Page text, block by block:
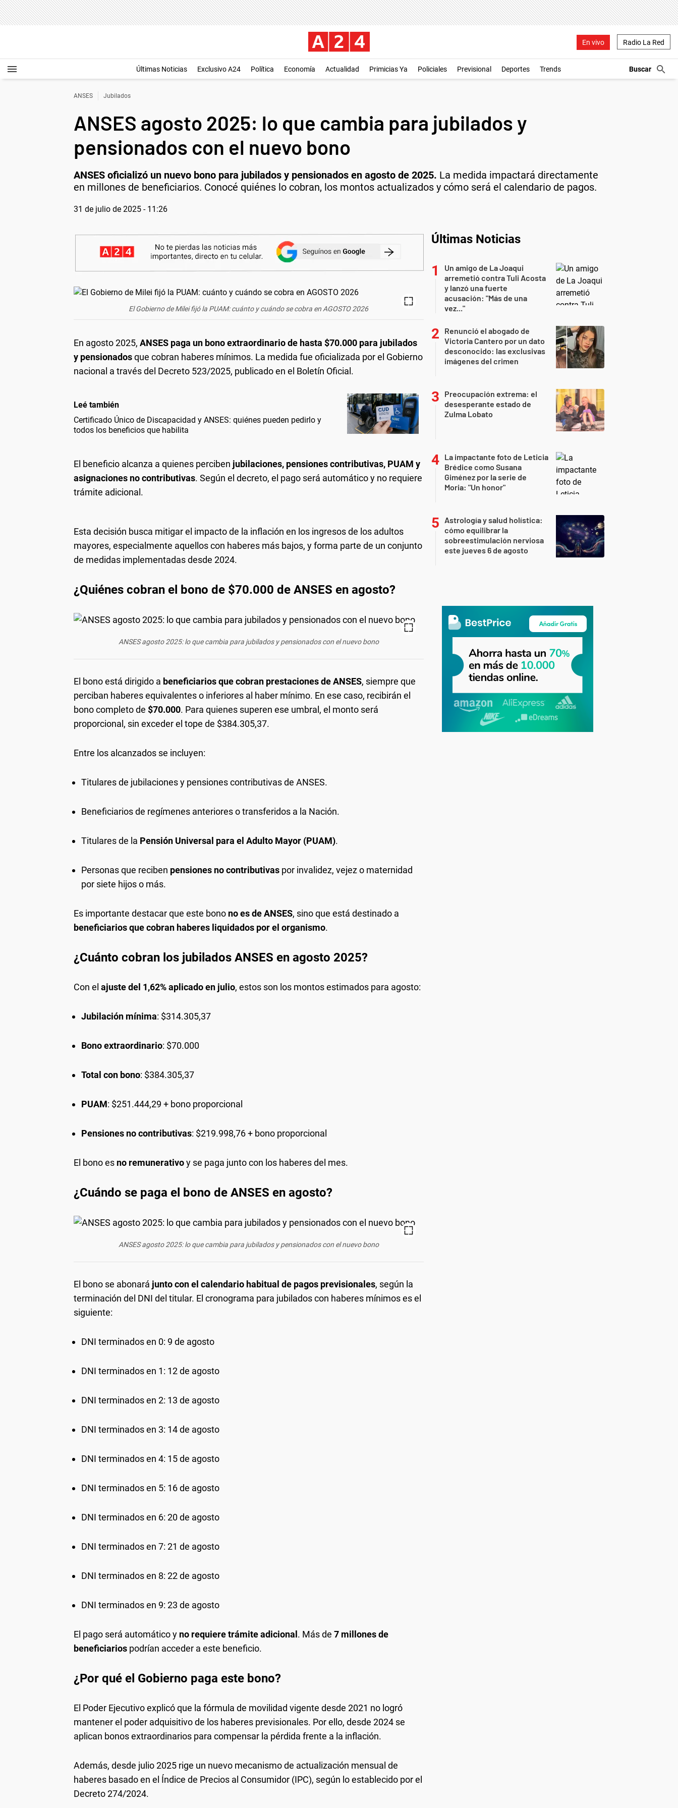
En vivo Radio La Red
Últimas Noticias Exclusivo A24 Política Economía Actualidad Primicias Ya Policiales Previsional Deportes Trends
ANSES Jubilados
ANSES agosto 2025: lo que cambia para jubilados y
pensionados con el nuevo bono
ANSES oficializó un nuevo bono para jubilados y pensionados en agosto de 2025. La medida impactará directamente
en millones de beneficiarios. Conocé quiénes lo cobran, los montos actualizados y cómo será el calendario de pagos.
31 de julio de 2025 - 11:26
El Gobierno de Milei fijó la PUAM: cuánto y cuándo se cobra en AGOSTO 2026
En agosto 2025, ANSES paga un bono extraordinario de hasta $70.000 para jubilados
y pensionadosque cobran haberes mínimos. La medida fue oficializada por el Gobierno
nacional a través del Decreto 523/2025, publicado en el Boletín Oficial.
Leé también
Certificado Único de Discapacidad y ANSES: quiénes pueden pedirlo y
todos los beneficios que habilita
El beneficio alcanza a quienes perciben jubilaciones, pensiones contributivas, PUAM y
asignaciones no contributivas. Según el decreto, el pago será automático y no requiere
trámite adicional.
Esta decisión busca mitigar el impacto de la inflación en los ingresos de los adultos
mayores, especialmente aquellos con haberes más bajos, y forma parte de un conjunto
de medidas implementadas desde 2024.
¿Quiénes cobran el bono de $70.000 de ANSES en agosto?
ANSES agosto 2025: lo que cambia para jubilados y pensionados con el nuevo bono
El bono está dirigido a beneficiarios que cobran prestaciones de ANSES, siempre que
perciban haberes equivalentes o inferiores al haber mínimo. En ese caso, recibirán el
bono completo de $70.000. Para quienes superen ese umbral, el monto será
proporcional, sin exceder el tope de $384.305,37.
Entre los alcanzados se incluyen:
Titulares de jubilaciones y pensiones contributivas de ANSES.
Beneficiarios de regímenes anteriores o transferidos a la Nación.
Titulares de la Pensión Universal para el Adulto Mayor (PUAM).
Personas que reciben pensiones no contributivas por invalidez, vejez o maternidad
por siete hijos o más.
Es importante destacar que este bono no es de ANSES, sino que está destinado a
beneficiarios que cobran haberes liquidados por el organismo.
¿Cuánto cobran los jubilados ANSES en agosto 2025?
Con el ajuste del 1,62% aplicado en julio, estos son los montos estimados para agosto:
Jubilación mínima: $314.305,37
Bono extraordinario: $70.000
Total con bono: $384.305,37
PUAM: $251.444,29 + bono proporcional
Pensiones no contributivas: $219.998,76 + bono proporcional
El bono es no remunerativoy se paga junto con los haberes del mes.
¿Cuándo se paga el bono de ANSES en agosto?
ANSES agosto 2025: lo que cambia para jubilados y pensionados con el nuevo bono
El bono se abonará junto con el calendario habitual de pagos previsionales, según la
terminación del DNI del titular. El cronograma para jubilados con haberes mínimos es el
siguiente:
DNI terminados en 0: 9 de agosto
DNI terminados en 1: 12 de agosto
DNI terminados en 2: 13 de agosto
DNI terminados en 3: 14 de agosto
DNI terminados en 4: 15 de agosto
DNI terminados en 5: 16 de agosto
DNI terminados en 6: 20 de agosto
DNI terminados en 7: 21 de agosto
DNI terminados en 8: 22 de agosto
DNI terminados en 9: 23 de agosto
El pago será automático y no requiere trámite adicional . Más de 7 millones de
beneficiarios podrían acceder a este beneficio.
¿Por qué el Gobierno paga este bono?
El Poder Ejecutivo explicó que la fórmula de movilidad vigente desde 2021 no logró
mantener el poder adquisitivo de los haberes previsionales. Por ello, desde 2024 se
aplican bonos extraordinarios para compensar la pérdida frente a la inflación.
Además, desde julio 2025 rige un nuevo mecanismo de actualización mensual de
haberes basado en el Índice de Precios al Consumidor (IPC), según lo establecido por el
Decreto 274/2024.
Últimas Noticias
Un amigo de La Joaqui
arremetió contra Tuli Acosta
y lanzó una fuerte
acusación: "Más de una
vez..."
Renunció el abogado de
Victoria Cantero por un dato
desconocido: las exclusivas
imágenes del crimen
Preocupación extrema: el
desesperante estado de
Zulma Lobato
La impactante foto de Leticia
Brédice como Susana
Giménez por la serie de
Moria: "Un honor"
Astrología y salud holística:
cómo equilibrar la
sobreestimulación nerviosa
este jueves 6 de agosto